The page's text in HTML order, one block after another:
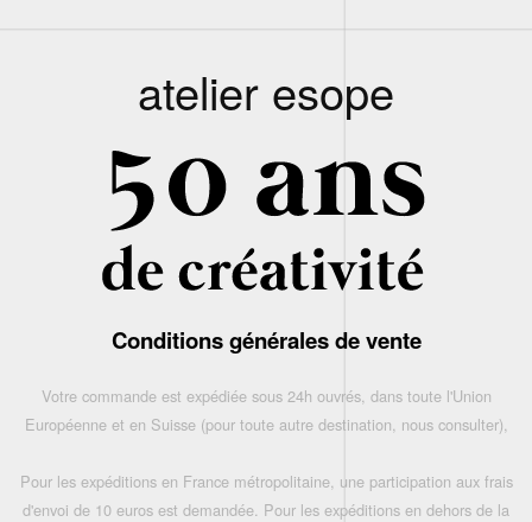
atelier esope
Conditions générales de vente
Votre commande est expédiée sous 24h ouvrés, dans toute l'Union
Européenne et en Suisse (pour toute autre destination, nous consulter),
Pour les expéditions en France métropolitaine, une participation aux frais
d'envoi de 10 euros est demandée. Pour les expéditions en dehors de la